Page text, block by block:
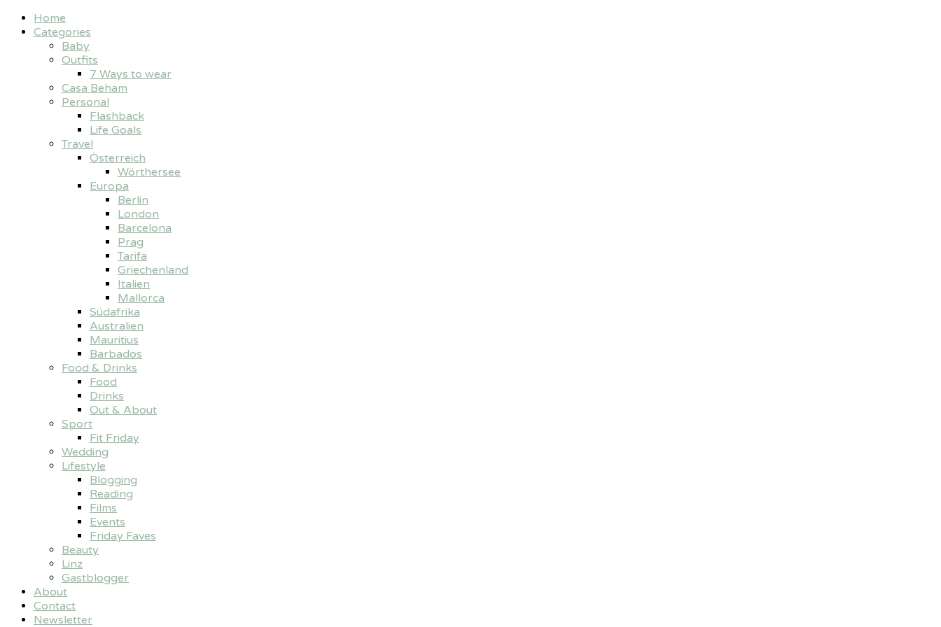
Home
Categories
Baby
Outfits
7 Ways to wear
Casa Beham
Personal
Flashback
Life Goals
Travel
Österreich
Wörthersee
Europa
Berlin
London
Barcelona
Prag
Tarifa
Griechenland
Italien
Mallorca
Südafrika
Australien
Mauritius
Barbados
Food & Drinks
Food
Drinks
Out & About
Sport
Fit Friday
Wedding
Lifestyle
Blogging
Reading
Films
Events
Friday Faves
Beauty
Linz
Gastblogger
About
Contact
Newsletter